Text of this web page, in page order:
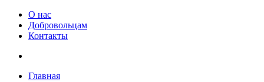
О нас
Добровольцам
Контакты
Главная